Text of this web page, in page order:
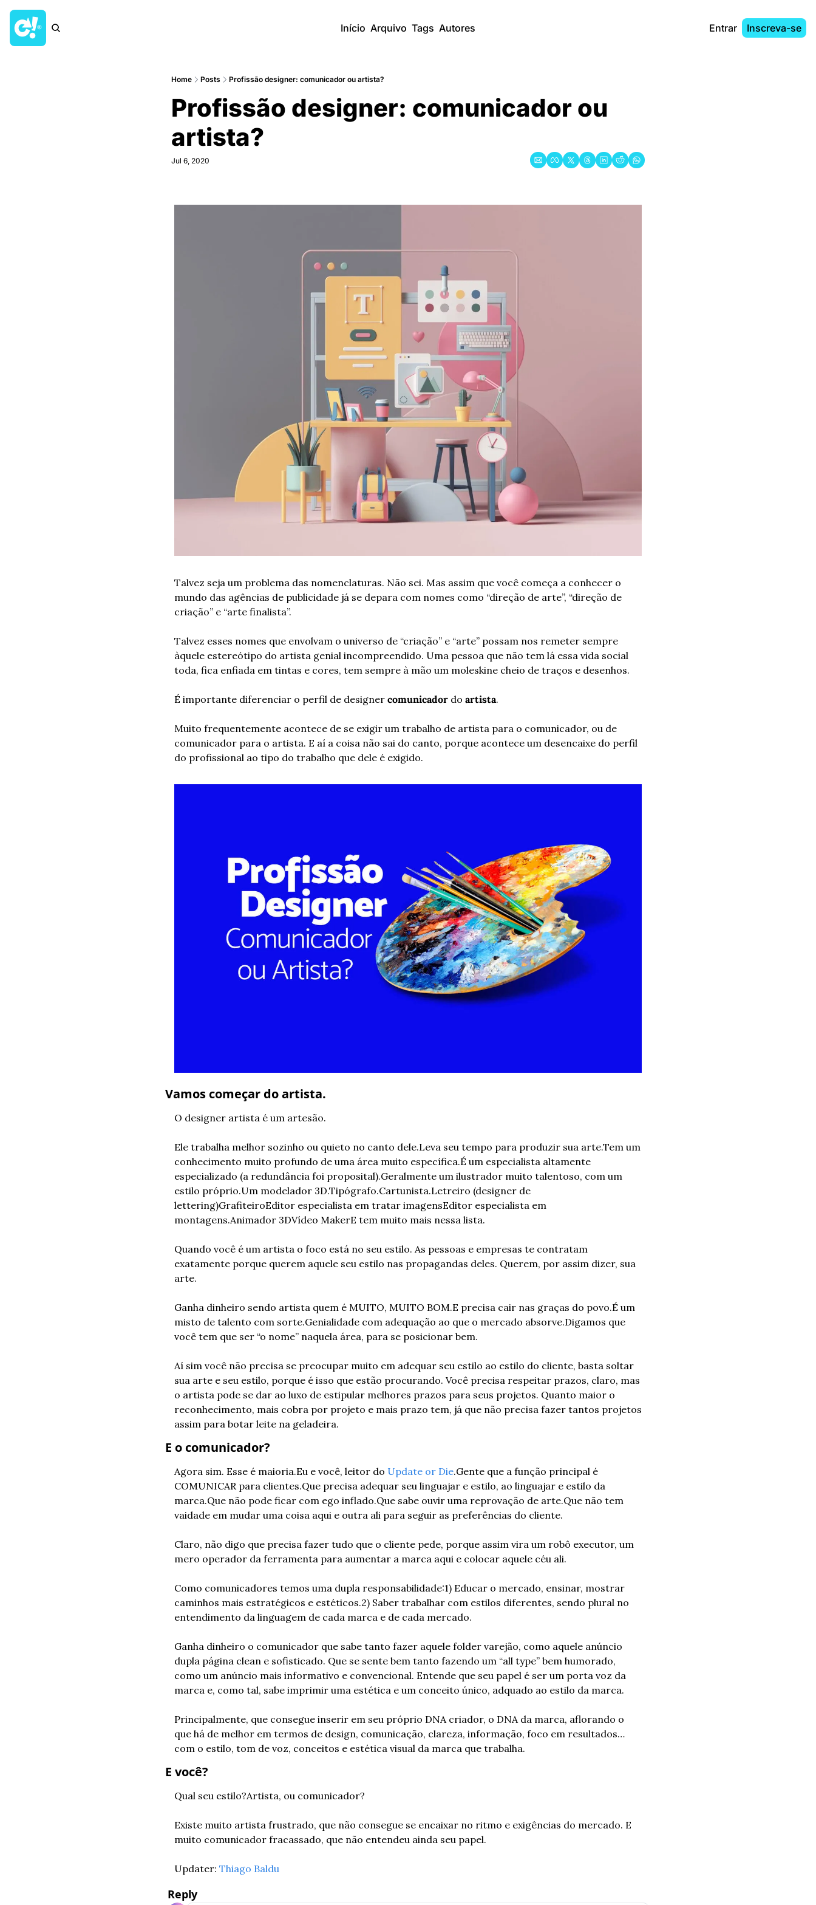
Início Arquivo Tags Autores Entrar Inscreva-se
Home Posts Profissão designer: comunicador ou artista?
Profissão designer: comunicador ou
artista?
Jul 6, 2020
Talvez seja um problema das nomenclaturas. Não sei. Mas assim que você começa a conhecer o
mundo das agências de publicidade já se depara com nomes como “direção de arte”, “direção de
criação” e “arte finalista”.
Talvez esses nomes que envolvam o universo de “criação” e “arte” possam nos remeter sempre
àquele estereótipo do artista genial incompreendido. Uma pessoa que não tem lá essa vida social
toda, fica enfiada em tintas e cores, tem sempre à mão um moleskine cheio de traços e desenhos.
É importante diferenciar o perfil de designer comunicador do artista.
Muito frequentemente acontece de se exigir um trabalho de artista para o comunicador, ou de
comunicador para o artista. E aí a coisa não sai do canto, porque acontece um desencaixe do perfil
do profissional ao tipo do trabalho que dele é exigido.
Vamos começar do artista.
O designer artista é um artesão.
Ele trabalha melhor sozinho ou quieto no canto dele.Leva seu tempo para produzir sua arte.Tem um
conhecimento muito profundo de uma área muito específica.É um especialista altamente
especializado (a redundância foi proposital).Geralmente um ilustrador muito talentoso, com um
estilo próprio.Um modelador 3D.Tipógrafo.Cartunista.Letreiro (designer de
lettering)GrafiteiroEditor especialista em tratar imagensEditor especialista em
montagens.Animador 3DVídeo MakerE tem muito mais nessa lista.
Quando você é um artista o foco está no seu estilo. As pessoas e empresas te contratam
exatamente porque querem aquele seu estilo nas propagandas deles. Querem, por assim dizer, sua
arte.
Ganha dinheiro sendo artista quem é MUITO, MUITO BOM.E precisa cair nas graças do povo.É um
misto de talento com sorte.Genialidade com adequação ao que o mercado absorve.Digamos que
você tem que ser “o nome” naquela área, para se posicionar bem.
Aí sim você não precisa se preocupar muito em adequar seu estilo ao estilo do cliente, basta soltar
sua arte e seu estilo, porque é isso que estão procurando. Você precisa respeitar prazos, claro, mas
o artista pode se dar ao luxo de estipular melhores prazos para seus projetos. Quanto maior o
reconhecimento, mais cobra por projeto e mais prazo tem, já que não precisa fazer tantos projetos
assim para botar leite na geladeira.
E o comunicador?
Agora sim. Esse é maioria.Eu e você, leitor do Update or Die.Gente que a função principal é
COMUNICAR para clientes.Que precisa adequar seu linguajar e estilo, ao linguajar e estilo da
marca.Que não pode ficar com ego inflado.Que sabe ouvir uma reprovação de arte.Que não tem
vaidade em mudar uma coisa aqui e outra ali para seguir as preferências do cliente.
Claro, não digo que precisa fazer tudo que o cliente pede, porque assim vira um robô executor, um
mero operador da ferramenta para aumentar a marca aqui e colocar aquele céu ali.
Como comunicadores temos uma dupla responsabilidade:1) Educar o mercado, ensinar, mostrar
caminhos mais estratégicos e estéticos.2) Saber trabalhar com estilos diferentes, sendo plural no
entendimento da linguagem de cada marca e de cada mercado.
Ganha dinheiro o comunicador que sabe tanto fazer aquele folder varejão, como aquele anúncio
dupla página clean e sofisticado. Que se sente bem tanto fazendo um “all type” bem humorado,
como um anúncio mais informativo e convencional. Entende que seu papel é ser um porta voz da
marca e, como tal, sabe imprimir uma estética e um conceito único, adquado ao estilo da marca.
Principalmente, que consegue inserir em seu próprio DNA criador, o DNA da marca, aflorando o
que há de melhor em termos de design, comunicação, clareza, informação, foco em resultados…
com o estilo, tom de voz, conceitos e estética visual da marca que trabalha.
E você?
Qual seu estilo?Artista, ou comunicador?
Existe muito artista frustrado, que não consegue se encaixar no ritmo e exigências do mercado. E
muito comunicador fracassado, que não entendeu ainda seu papel.
Updater: Thiago Baldu
Reply